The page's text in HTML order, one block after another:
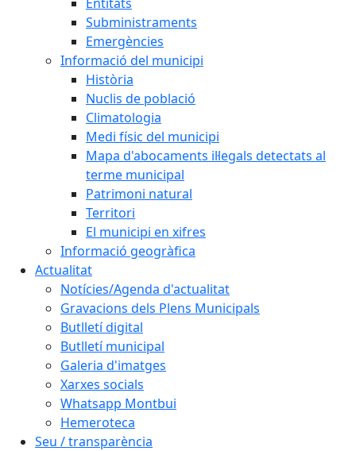
Subministraments
Emergències
Informació del municipi
Història
Nuclis de població
Climatologia
Medi físic del municipi
Mapa d'abocaments il·legals detectats al
terme municipal
Patrimoni natural
Territori
El municipi en xifres
Informació geogràfica
Actualitat
Notícies/Agenda d'actualitat
Gravacions dels Plens Municipals
Butlletí digital
Butlletí municipal
Galeria d'imatges
Xarxes socials
Whatsapp Montbui
Hemeroteca
Seu / transparència